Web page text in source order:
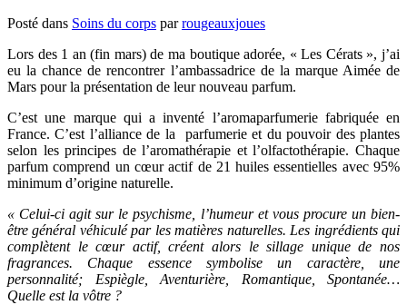
Posté dans Soins du corps parrougeauxjoues
Lors des 1 an (fin mars) de ma boutique adorée, « Les Cérats », j’ai
eu la chance de rencontrer l’ambassadrice de la marque Aimée de
Mars pour la présentation de leur nouveau parfum.
C’est une marque qui a inventé l’aromaparfumerie fabriquée en
France. C’est l’alliance de la parfumerie et du pouvoir des plantes
selon les principes de l’aromathérapie et l’olfactothérapie. Chaque
parfum comprend un cœur actif de 21 huiles essentielles avec 95%
minimum d’origine naturelle.
« Celui-ci agit sur le psychisme, l’humeur et vous procure un bien-
être général véhiculé par les matières naturelles. Les ingrédients qui
complètent le cœur actif, créent alors le sillage unique de nos
fragrances. Chaque essence symbolise un caractère, une
personnalité; Espiègle, Aventurière, Romantique, Spontanée…
Quelle est la vôtre ?